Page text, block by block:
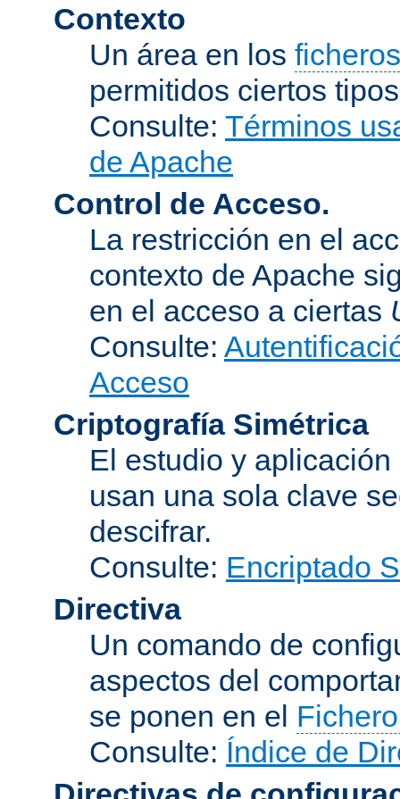
Contexto
Un área en los
permitidos ciertos
Consulte: Términos
de Apache
Control de Acceso.
La restricción en el
contexto de Apache
en el acceso a ciertas
Consulte:
Acceso
Criptografía Simétrica
El estudio y
usan una sola clave
descifrar.
Consulte: Encriptado
Directiva
Un comando de
aspectos del
se ponen en el
Consulte: Índice de